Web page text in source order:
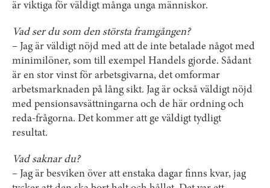
är viktiga för väldigt många unga människor.
Vad ser du som den största framgången?
– Jag är väldigt nöjd med att de inte betalade något med
minimilöner, som till exempel Handels gjorde. Sådant
är en stor vinst för arbetsgivarna, det omformar
arbetsmarknaden på lång sikt. Jag är också väldigt nöjd
med pensionsavsättningarna och de här ordning och
reda-frågorna. Det kommer att ge väldigt tydligt
resultat.
Vad saknar du?
– Jag är besviken över att enstaka dagar finns kvar, jag